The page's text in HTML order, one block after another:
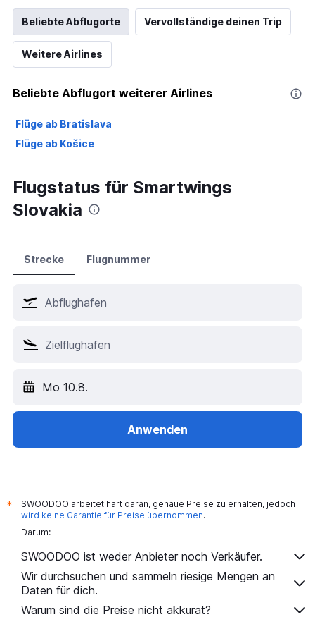
Beliebte Abflugorte Vervollständige deinen Trip
Weitere Airlines
Beliebte Abflugort weiterer Airlines
Flüge ab Bratislava
Flüge ab Košice
Flugstatus für Smartwings
Slovakia
Strecke Flugnummer
Mo 10.8.
Anwenden
*
SWOODOO arbeitet hart daran, genaue Preise zu erhalten, jedoch
wird keine Garantie für Preise übernommen.
Darum:
SWOODOO ist weder Anbieter noch Verkäufer.
Wir durchsuchen und sammeln riesige Mengen an
Daten für dich.
Warum sind die Preise nicht akkurat?